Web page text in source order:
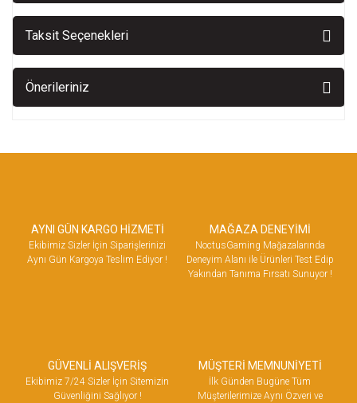
Taksit Seçenekleri
Önerileriniz
AYNI GÜN KARGO HİZMETİ
Ekibimiz Sizler İçin Siparişlerinizi
Aynı Gün Kargoya Teslim Ediyor !
MAĞAZA DENEYİMİ
NoctusGaming Mağazalarında
Deneyim Alanı ile Ürünleri Test Edip
Yakından Tanıma Fırsatı Sunuyor !
GÜVENLİ ALIŞVERİŞ
Ekibimiz 7/24 Sizler İçin Sitemizin
Güvenliğini Sağlıyor !
MÜŞTERİ MEMNUNİYETİ
İlk Günden Bugüne Tüm
Müşterilerimize Aynı Özveri ve